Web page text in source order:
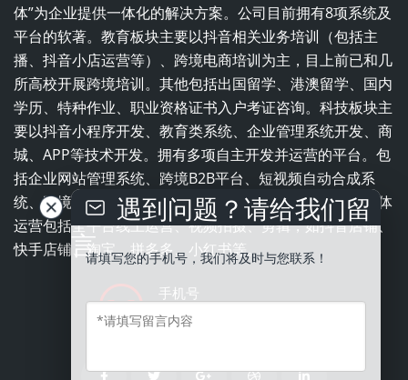
体”为企业提供一体化的解决方案。公司目前拥有8项系统及
平台的软著。教育板块主要以抖音相关业务培训（包括主
播、抖音小店运营等）、跨境电商培训为主，目上前已和几
所高校开展跨境培训。其他包括出国留学、港澳留学、国内
学历、特种作业、职业资格证书入户考证咨询。科技板块主
要以抖音小程序开发、教育类系统、企业管理系统开发、商
城、APP等技术开发。拥有多项自主开发并运营的平台。包
括企业网站管理系统、跨境B2B平台、短视频自动合成系
统、跨境电商平台、职业培训学校一体化管理系统。全媒体
运营包括全平台线上运营、视频拍摄、剪辑，如抖音店铺、
快手店铺、淘宝、拼多多、小红书等。
手机号
13543837996
遇到问题？请给我们留
言请填写您的手机号，我们将及时与您联系！